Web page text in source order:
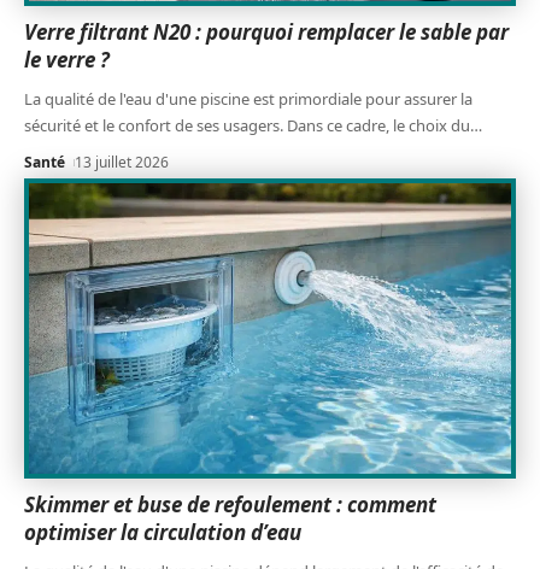
Verre filtrant N20 : pourquoi remplacer le sable par
le verre ?
La qualité de l'eau d'une piscine est primordiale pour assurer la
sécurité et le confort de ses usagers. Dans ce cadre, le choix du…
Santé 13 juillet 2026
Skimmer et buse de refoulement : comment
optimiser la circulation d’eau